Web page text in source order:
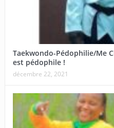
Taekwondo-Pédophilie/Me
est pédophile !
décembre 22, 2021